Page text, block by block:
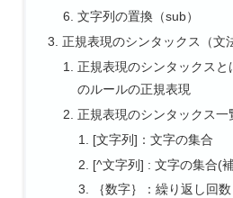
文字列の置換（sub）
正規表現のシンタックス（文
正規表現のシンタックスと
のルールの正規表現
正規表現のシンタックス一
[文字列]：文字の集合
[^文字列] : 文字の集合(
｛数字｝：繰り返し回数